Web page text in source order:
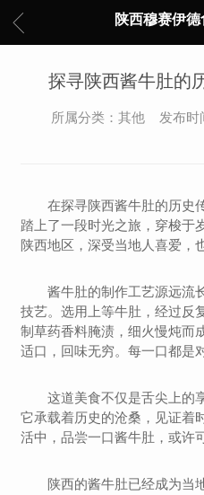
陕西穆赛伊德
探寻陕西酱牛肚的
所属分类：其他 发布时
在探寻陕西酱牛肚的历史
踏上了一段时光之旅，穿梭于
陕西地区，深受当地人喜爱，
酱牛肚的制作工艺源远流
技艺。选用上等牛肚，经过反
制草药香料腌渍，细火慢炖而
适口，回味无穷。每一口都是
这道美食不仅是舌尖上的
它承载着历史的沧桑，见证着
活中，品尝一口酱牛肚，或许
陕西的酱牛肚已经成为当